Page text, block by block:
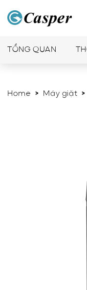
TỔNG QUAN
Home > Máy giặt >